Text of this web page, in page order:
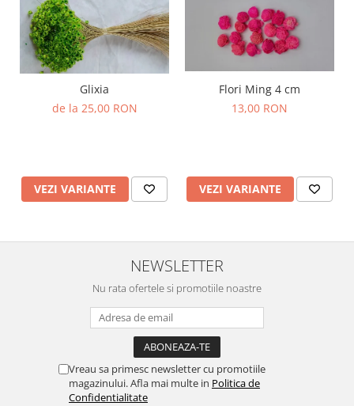
Glixia
de la 25,00 RON
VEZI VARIANTE
Flori Ming 4 cm
13,00 RON
VEZI VARIANTE
NEWSLETTER
Nu rata ofertele si promotiile noastre
Vreau sa primesc newsletter cu promotiile
magazinului. Afla mai multe in Politica de
Confidentialitate